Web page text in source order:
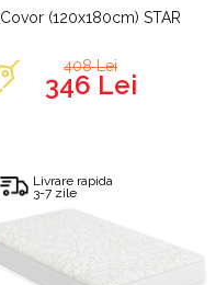
Covor (120x180cm) STAR
408 Lei
346 Lei
Livrare rapida
3-7 zile